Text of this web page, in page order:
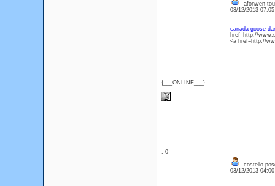
{___ONLINE___}
afonwen
03/12/2013
canada goose
href=http://
<a href=http://
: 0
costello
03/12/2013